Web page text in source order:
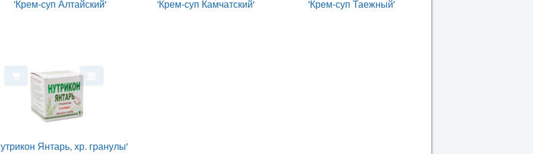
'Крем-суп Алтайский' 'Крем-суп Камчатский' 'Крем-суп Таежный'
Янтарь, хр. гранулы'